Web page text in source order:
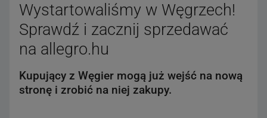
Wystartowaliśmy w Węgrzech!
Sprawdź i zacznij sprzedawać
na allegro.hu
Kupujący z Węgier mogą już wejść na nową
stronę i zrobić na niej zakupy.